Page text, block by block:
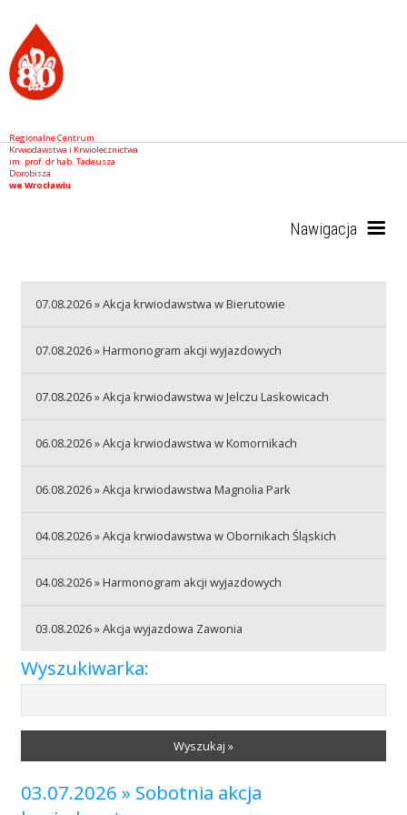
Regionalne Centrum
Krwiodawstwa i Krwiolecznictwa
im. prof. dr hab. Tadeusza
Dorobisza
we Wrocławiu
Nawigacja
Akcje wyjazdowe
Szkolenia
07.08.2026 » Akcja krwiodawstwa w Bierutowie
07.08.2026 » Harmonogram akcji wyjazdowych
07.08.2026 » Akcja krwiodawstwa w Jelczu Laskowicach
06.08.2026 » Akcja krwiodawstwa w Komornikach
06.08.2026 » Akcja krwiodawstwa Magnolia Park
04.08.2026 » Akcja krwiodawstwa w Obornikach Śląskich
04.08.2026 » Harmonogram akcji wyjazdowych
03.08.2026 » Akcja wyjazdowa Zawonia
Wyszukiwarka:
Wyszukaj »
03.07.2026 » Sobotnia akcja